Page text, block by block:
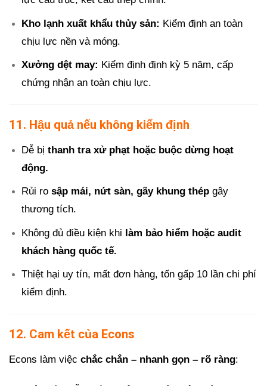
Kho lạnh xuất khẩu thủy sản: Kiểm định an toàn
chịu lực nền và móng.
Xưởng dệt may: Kiểm định định kỳ 5 năm, cấp
chứng nhận an toàn chịu lực.
11. Hậu quả nếu không kiểm định
Dễ bị thanh tra xử phạt hoặc buộc dừng hoạt
động.
Rủi ro sập mái, nứt sàn, gãy khung thépgây
thương tích.
Không đủ điều kiện khi làm bảo hiểm hoặc audit
khách hàng quốc tế.
Thiệt hại uy tín, mất đơn hàng, tốn gấp 10 lần chi phí
kiểm định.
12. Cam kết của Econs
Econs làm việc chắc chắn – nhanh gọn – rõ ràng: